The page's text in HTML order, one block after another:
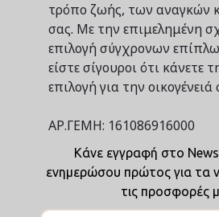
τρόπο ζωής, των αναγκών
σας. Με την επιμελημένη
επιλογή σύγχρονων
είστε σίγουροι ότι κάνετε
επιλογή για την οικογένειά
ΑΡ.ΓΕΜΗ: 161086916000
Κάνε εγγραφή στο
ενημερώσου πρώτος για τα
τις προσφορές